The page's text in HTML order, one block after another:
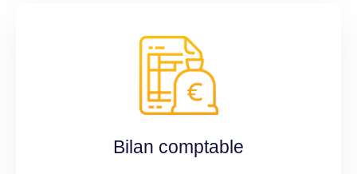
Bilan comptable